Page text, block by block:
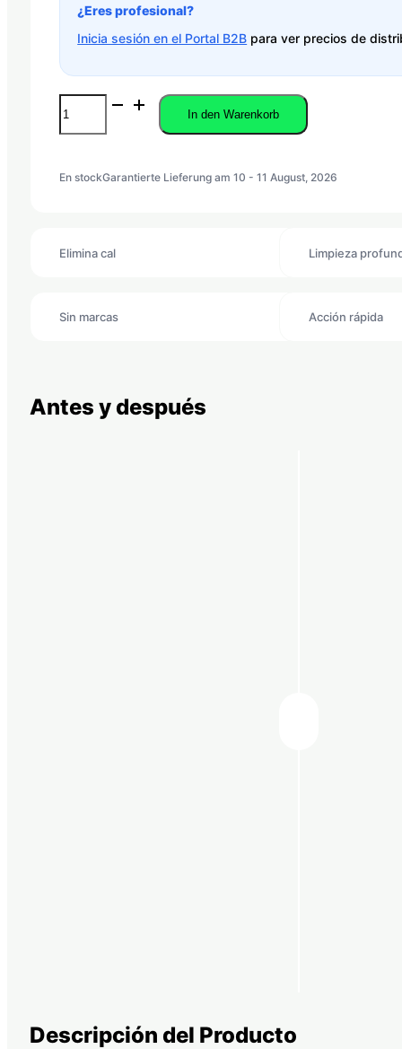
¿Eres profesional?
Inicia sesión en el Portal B2B para ver precios de
CLEANER
PRO
Limpiador
In den Warenkorb
En stockGarantierte Lieferung am 10 - 11 August, 2026
Elimina cal Limpieza
Sin marcas Acción rápida
Antes y después
Descripción del Producto